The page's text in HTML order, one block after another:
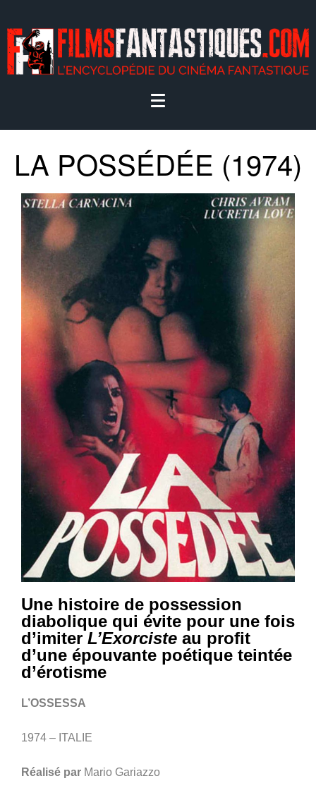
LA POSSÉDÉE (1974)
Une histoire de possession
diabolique qui évite pour une fois
d’imiter L’Exorciste au profit
d’une épouvante poétique teintée
d’érotisme
L’OSSESSA
1974 – ITALIE
Réalisé par Mario Gariazzo